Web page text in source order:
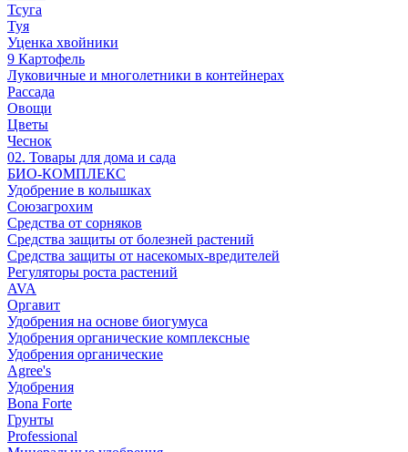
Тсуга
Туя
Уценка хвойники
9 Картофель
Луковичные и многолетники в контейнерах
Рассада
Овощи
Цветы
Чеснок
02. Товары для дома и сада
БИО-КОМПЛЕКС
Удобрение в колышках
Союзагрохим
Средства от сорняков
Средства защиты от болезней растений
Средства защиты от насекомых-вредителей
Регуляторы роста растений
AVA
Оргавит
Удобрения на основе биогумуса
Удобрения органические комплексные
Удобрения органические
Agree's
Удобрения
Bona Forte
Грунты
Professional